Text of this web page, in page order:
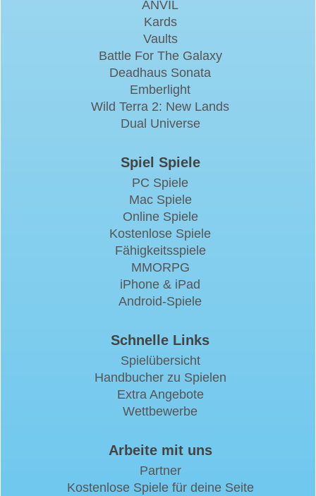
ANVIL
Kards
Vaults
Battle For The Galaxy
Deadhaus Sonata
Emberlight
Wild Terra 2: New Lands
Dual Universe
Spiel Spiele
PC Spiele
Mac Spiele
Online Spiele
Kostenlose Spiele
Fähigkeitsspiele
MMORPG
iPhone & iPad
Android-Spiele
Schnelle Links
Spielübersicht
Handbucher zu Spielen
Extra Angebote
Wettbewerbe
Arbeite mit uns
Partner
Kostenlose Spiele für deine Seite